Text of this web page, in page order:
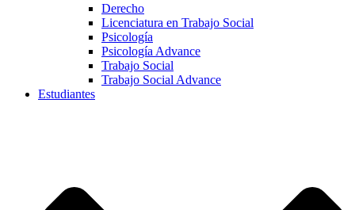
Derecho
Licenciatura en Trabajo Social
Psicología
Psicología Advance
Trabajo Social
Trabajo Social Advance
Estudiantes